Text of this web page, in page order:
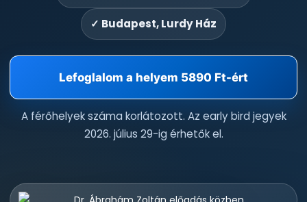
✓ Budapest, Lurdy Ház
Lefoglalom a helyem 5890 Ft-ért
A férőhelyek száma korlátozott. Az early bird jegyek
2026. július 29-ig érhetők el.